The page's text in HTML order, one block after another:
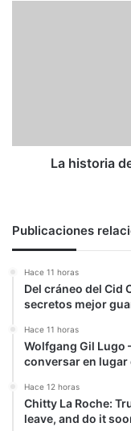
imágenes
La historia
Publicaciones
Hace 11 horas
Del cráneo del Cid
secretos mejor
Hace 11 horas
Wolfgang Gil Lugo
conversar en lugar
Hace 12 horas
Chitty La Roche:
leave, and do it